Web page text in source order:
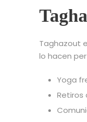
Taghazout
lo hacen
Yoga
Retiros